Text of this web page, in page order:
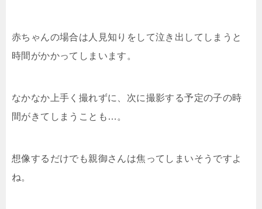
赤ちゃんの場合は人見知りをして泣き出してしまうと
時間がかかってしまいます。
なかなか上手く撮れずに、次に撮影する予定の子の時
間がきてしまうことも…。
想像するだけでも親御さんは焦ってしまいそうですよ
ね。